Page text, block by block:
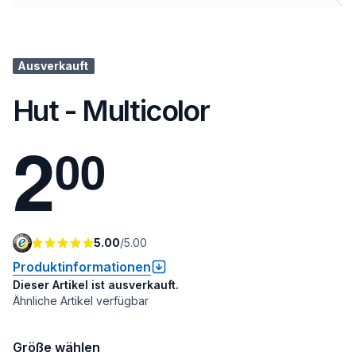
Ausverkauft
Hut - Multicolor
200
5.00/5.00
Produktinformationen
Dieser Artikel ist ausverkauft.
Ähnliche Artikel verfügbar
Größe wählen